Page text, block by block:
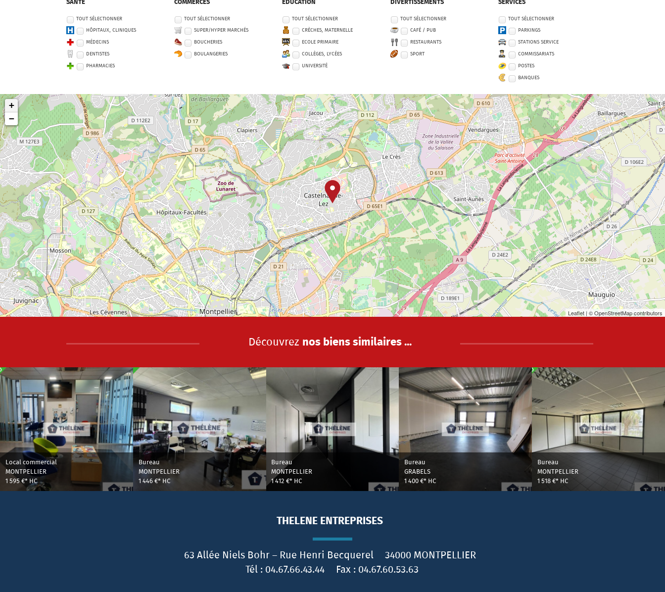
SANTÉ
TOUT SÉLECTIONNER
HÔPITAUX, CLINIQUES
MÉDECINS
DENTISTES
PHARMACIES
COMMERCES
TOUT SÉLECTIONNER
SUPER/HYPER MARCHÉS
BOUCHERIES
BOULANGERIES
EDUCATION
TOUT SÉLECTIONNER
CRÈCHES, MATERNELLE
ECOLE PRIMAIRE
COLLÈGES, LYCÉES
UNIVERSITÉ
DIVERTISSEMENTS
TOUT SÉLECTIONNER
CAFÉ / PUB
RESTAURANTS
SPORT
SERVICES
TOUT SÉLECTIONNER
PARKINGS
STATIONS SERVICE
COMMISSARIATS
POSTES
BANQUES
+
−
Leaflet | © OpenStreetMap contributors
Découvrez nos biens similaires ...
Local commercial
MONTPELLIER
1 595 €* HC
Bureau
MONTPELLIER
1 446 €* HC
Bureau
MONTPELLIER
1 412 €* HC
Bureau
GRABELS
1 400 €* HC
Bureau
MONTPELLIER
1 518 €* HC
THELENE ENTREPRISES
63 Allée Niels Bohr – Rue Henri Becquerel 34000 MONTPELLIER
Tél : 04.67.66.43.44 Fax : 04.67.60.53.63